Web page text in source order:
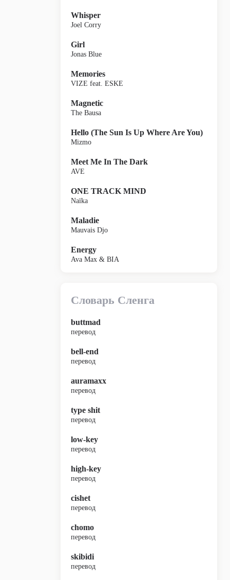
Whisper
Joel Corry
Girl
Jonas Blue
Memories
VIZE feat. ESKE
Magnetic
The Bausa
Hello (The Sun Is Up Where Are You)
Mizmo
Meet Me In The Dark
AVE
ONE TRACK MIND
Naïka
Maladie
Mauvais Djo
Energy
Ava Max & BIA
Словарь Сленга
buttmad
перевод
bell-end
перевод
auramaxx
перевод
type shit
перевод
low-key
перевод
high-key
перевод
cishet
перевод
chomo
перевод
skibidi
перевод